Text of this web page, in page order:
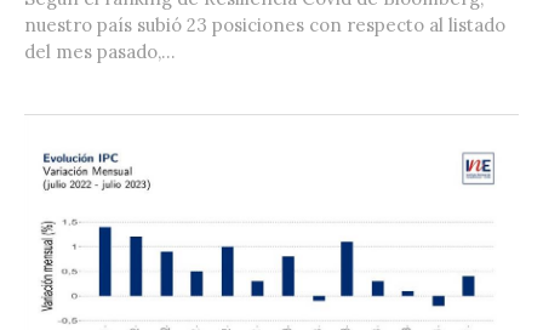
nuestro país subió 23 posiciones con respecto al listado
del mes pasado,...